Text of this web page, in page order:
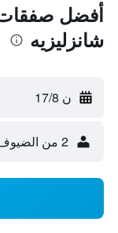
أفضل
شانزليزيه
ن 17/8
2 من الضيوف، غرفة واحدة